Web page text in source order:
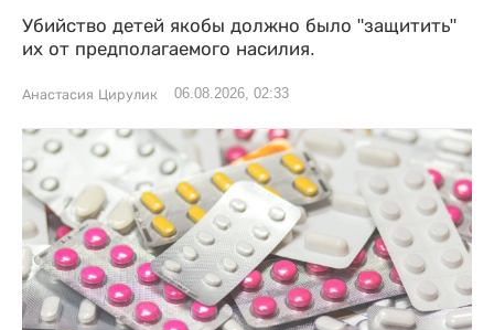
Убийство детей якобы должно было "защитить"
их от предполагаемого насилия.
Анастасия Цирулик 06.08.2026, 02:33